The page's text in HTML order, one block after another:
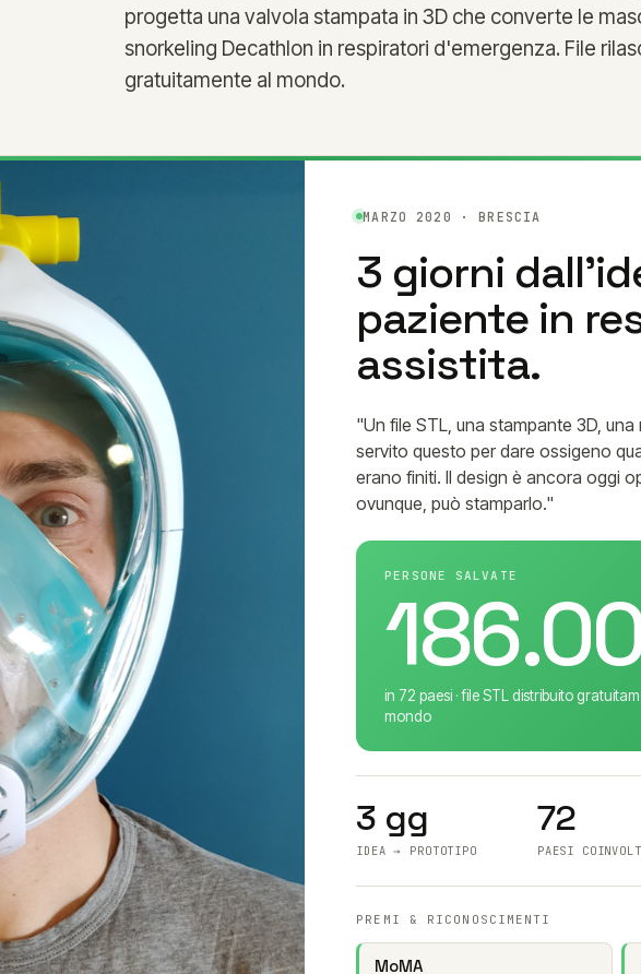
progetta una valvola stampata in 3D che converte le
snorkeling Decathlon in respiratori d'emergenza. File
gratuitamente al mondo.
MARZO 2020 · BRESCIA
3 giorni
paziente in
assistita.
"Un file STL, una stampante 3D,
servito questo per dare ossigeno
erano finiti. Il design è ancora oggi
ovunque, può stamparlo."
PERSONE SALVATE
in 72 paesi · file STL distribuito
mondo
3 gg
IDEA → PROTOTIPO
72
PAESI
PREMI & RICONOSCIMENTI
MoMA